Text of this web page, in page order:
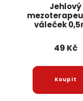
Jehlový
váleček
49 Kč